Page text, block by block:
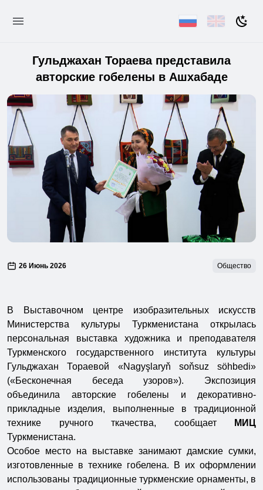
Гульджахан Тораева представила
авторские гобелены в Ашхабаде
26 Июнь 2026 Общество
В Выставочном центре изобразительных искусств
Министерства культуры Туркменистана открылась
персональная выставка художника и преподавателя
Туркменского государственного института культуры
Гульджахан Тораевой «Nagyşlaryň soňsuz söhbedi»
(«Бесконечная беседа узоров»). Экспозиция
объединила авторские гобелены и декоративно-
прикладные изделия, выполненные в традиционной
технике ручного ткачества, сообщает
МИЦ
Туркменистана.
Особое место на выставке занимают дамские сумки,
изготовленные в технике гобелена. В их оформлении
использованы традиционные туркменские орнаменты, в